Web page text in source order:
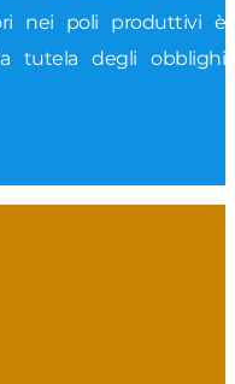
nei poli produttivi è
tutela degli obblighi